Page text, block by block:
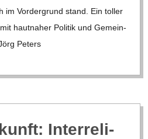
im Vor­der­grund stand. Ein tol­ler
haut­na­her Poli­tik und Gemein­
Peters
Inter­re­li­